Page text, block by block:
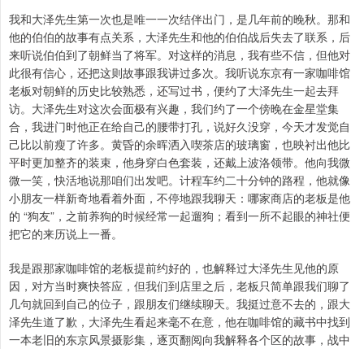
我和大泽先生第一次也是唯一一次结伴出门，是几年前的晚秋。那和
他的伯伯的故事有点关系，大泽先生和他的伯伯战后失去了联系，后
来听说伯伯到了朝鲜当了将军。对这样的消息，我有些不信，但他对
此很有信心，还把这则故事跟我讲过多次。我听说东京有一家咖啡馆
老板对朝鲜的历史比较熟悉，还写过书，便约了大泽先生一起去拜
访。大泽先生对这次会面极有兴趣，我们约了一个傍晚在金星堂集
合，我进门时他正在给自己的腰带打孔，说好久没穿，今天才发觉自
己比以前瘦了许多。黄昏的余晖洒入喫茶店的玻璃窗，也映衬出他比
平时更加整齐的装束，他身穿白色套装，还戴上波洛领带。他向我微
微一笑，快活地说那咱们出发吧。计程车约二十分钟的路程，他就像
小朋友一样新奇地看着外面，不停地跟我聊天：哪家商店的老板是他
的 “狗友”，之前养狗的时候经常一起遛狗；看到一所不起眼的神社便
把它的来历说上一番。
我是跟那家咖啡馆的老板提前约好的，也解释过大泽先生见他的原
因，对方当时爽快答应，但我们到店里之后，老板只简单跟我们聊了
几句就回到自己的位子，跟朋友们继续聊天。我挺过意不去的，跟大
泽先生道了歉，大泽先生看起来毫不在意，他在咖啡馆的藏书中找到
一本老旧的东京风景摄影集，逐页翻阅向我解释各个区的故事，战中